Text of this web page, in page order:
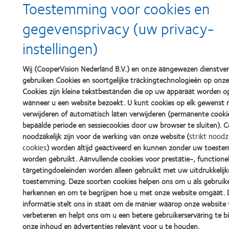
© 2026 CooperVision |
Part ofCooperCompanies
Toestemming voor cookies en
gegevensprivacy (uw privacy-
instellingen)
Wij (CooperVision Nederland B.V.) en onze aangewezen
gebruiken Cookies en soortgelijke trackingtechnologieën op
Cookies zijn kleine tekstbestanden die op uw apparaat worden
wanneer u een website bezoekt. U kunt cookies op elk gewenst
verwijderen of automatisch laten verwijderen (permanente
bepaalde periode en sessiecookies door uw browser te sluiten).
noodzakelijk zijn voor de werking van onze website (strikt
cookies) worden altijd geactiveerd en kunnen zonder uw
worden gebruikt. Aanvullende cookies voor prestatie-,
targetingdoeleinden worden alleen gebruikt met uw
toestemming. Deze soorten cookies helpen ons om u als
herkennen en om te begrijpen hoe u met onze website omgaat.
informatie stelt ons in staat om de manier waarop onze
verbeteren en helpt ons om u een betere gebruikerservaring te
onze inhoud en advertenties relevant voor u te houden.